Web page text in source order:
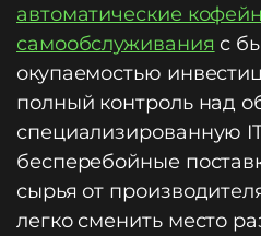
автоматические
самообслуживания с
окупаемостью
полный контроль над
специализированную
бесперебойные
сырья от
легко сменить место